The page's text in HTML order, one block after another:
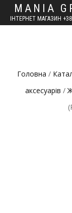
MANIA
ІНТЕРНЕТ МАГАЗИН
Головна /
аксесуарів /